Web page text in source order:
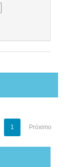
1 Próximo